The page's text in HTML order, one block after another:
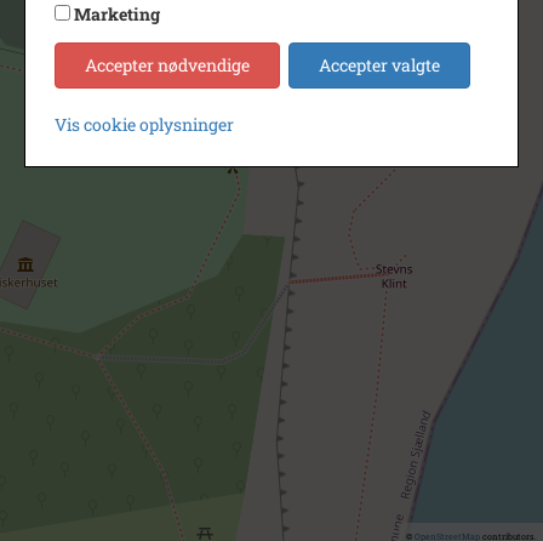
© OpenStreetMapcontributors.
Marketing
Accepter nødvendige Accepter valgte
Vis cookie oplysninger